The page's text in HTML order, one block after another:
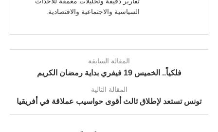
السياسية والاجتماعية والاقتصادية.
المقالة السابقة
فلكياً.. الخميس 19 فيفري بداية رمضان الكريم
المقالة التالية
تونس تستعد لإطلاق ثالث أقوى حواسيب عملاقة في أفريقيا